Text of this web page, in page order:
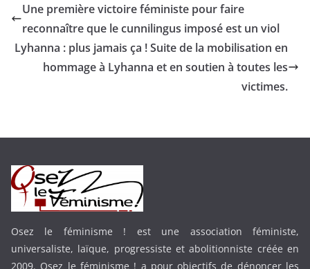
Une première victoire féministe pour faire
reconnaître que le cunnilingus imposé est un viol
Lyhanna : plus jamais ça ! Suite de la mobilisation en
hommage à Lyhanna et en soutien à toutes les
victimes.
Osez le féminisme ! est une association féministe,
universaliste, laïque, progressiste et abolitionniste créée en
2009. Osez le féminisme ! a pour objectifs de dénoncer les